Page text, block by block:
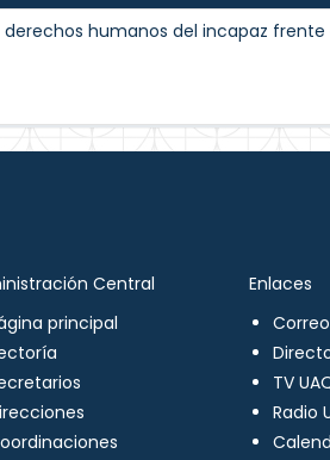
derechos humanos del incapaz
Central
principal
Enlaces
TV
Radio